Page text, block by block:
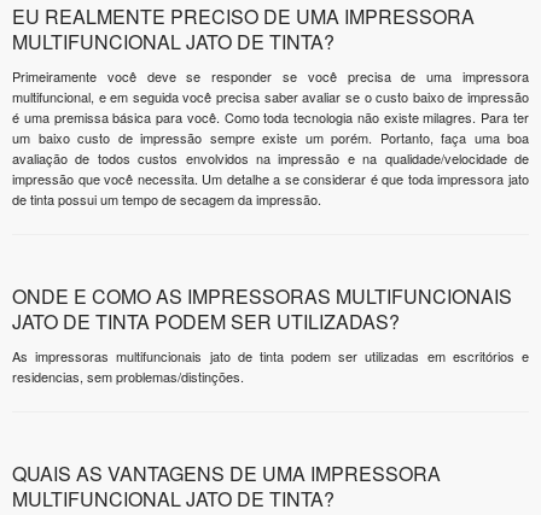
EU REALMENTE PRECISO DE UMA IMPRESSORA
MULTIFUNCIONAL JATO DE TINTA?
Primeiramente você deve se responder se você precisa de uma impressora
multifuncional, e em seguida você precisa saber avaliar se o custo baixo de impressão
é uma premissa básica para você. Como toda tecnologia não existe milagres. Para ter
um baixo custo de impressão sempre existe um porém. Portanto, faça uma boa
avaliação de todos custos envolvidos na impressão e na qualidade/velocidade de
impressão que você necessita. Um detalhe a se considerar é que toda impressora jato
de tinta possui um tempo de secagem da impressão.
ONDE E COMO AS IMPRESSORAS MULTIFUNCIONAIS
JATO DE TINTA PODEM SER UTILIZADAS?
As impressoras multifuncionais jato de tinta podem ser utilizadas em escritórios e
residencias, sem problemas/distinções.
QUAIS AS VANTAGENS DE UMA IMPRESSORA
MULTIFUNCIONAL JATO DE TINTA?